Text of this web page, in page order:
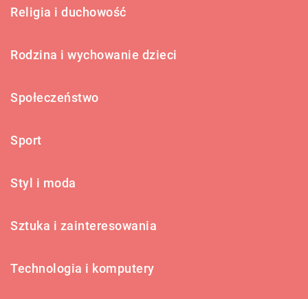
Religia i duchowość
Rodzina i wychowanie dzieci
Społeczeństwo
Sport
Styl i moda
Sztuka i zainteresowania
Technologia i komputery